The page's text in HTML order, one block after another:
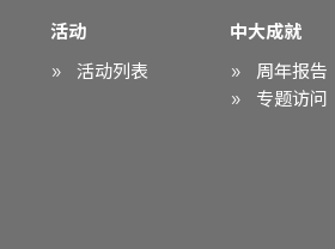
活动
活动列表
中大成就
周年报告
专题访问